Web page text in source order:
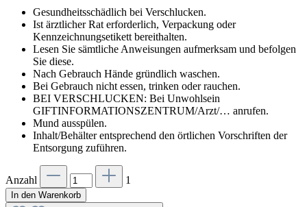
Gesundheitsschädlich bei Verschlucken.
Ist ärztlicher Rat erforderlich, Verpackung oder
Kennzeichnungsetikett bereithalten.
Lesen Sie sämtliche Anwei­sungen aufmerksam und befolgen
Sie diese.
Nach Gebrauch Hände gründlich waschen.
Bei Gebrauch nicht essen, trinken oder rauchen.
BEI VERSCHLUCKEN: Bei Unwohlsein
GIFTINFORMATIONSZENTRUM/Arzt/… anrufen.
Mund ausspülen.
Inhalt/Behälter entsprechend den örtlichen Vorschriften der
Entsorgung zuführen.
Anzahl 1
In den Warenkorb